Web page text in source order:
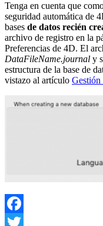
Tenga en cuenta que
seguridad automática de
bases de datos recién
archivo de registro en la
Preferencias de 4D. El
DataFileName.journal y
estructura de la base de
vistazo al artículo Gestión
Facebook